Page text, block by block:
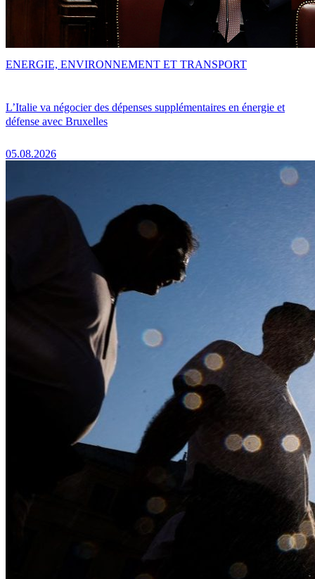
L’Italie va négocier des dépenses supplémentaires en énergie et
défense avec Bruxelles
05.08.2026
ENERGIE, ENVIRONNEMENT ET TRANSPORT